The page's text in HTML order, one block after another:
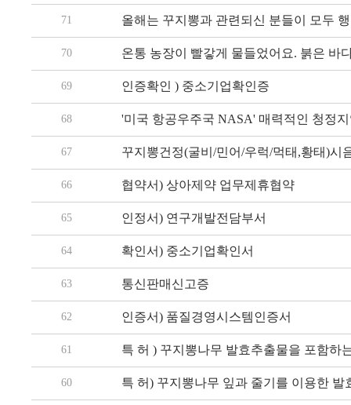
71 올해는 꾸지뽕과 관련되신 분들이 모두
70 온통 농장이 빨갛게 물들었어요. 붉은 바
69 인증확인 ) 중소기업확인증
68 '미국 항공우주국 NASA' 매력적인 청정
67 꾸지뽕건정(굴비/민어/우럭/먹태,황태)시
66 협약서) 상아제약 업무제휴협약
65 인정서) 연구개발전담부서
64 확인서) 중소기업확인서
63 통신판매신고증
62 인증서) 품질경영시스템인증서
61 특 허 ) 꾸지뽕나무 발효추출물을 포함하
60 특 허) 꾸지뽕나무 잎과 줄기를 이용한